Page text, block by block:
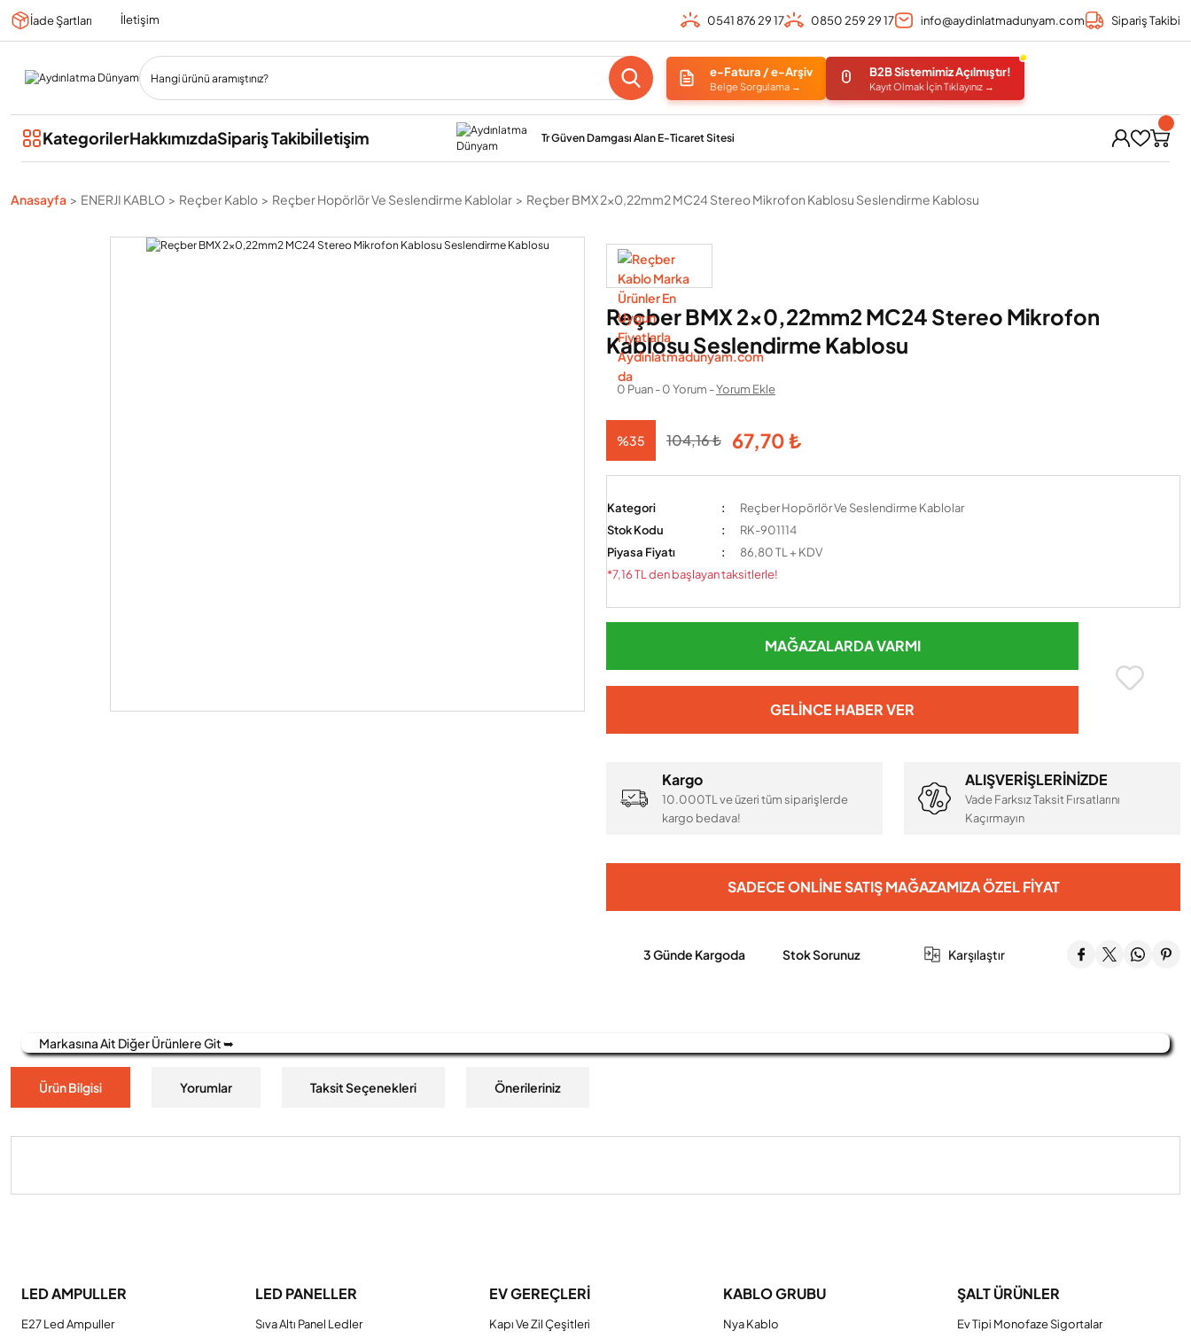
İade Şartları İletişim 0541 876 29 17 0850 259 29 17 info@aydinlatmadunyam.com Sipariş Takibi
e-Fatura / e-Arşiv
Belge Sorgulama →
B2B Sistemimiz Açılmıştır!
Kayıt Olmak İçin Tıklayınız →
KategorilerHakkımızdaSipariş Takibiİletişim Tr Güven Damgası Alan E-Ticaret Sitesi
Anasayfa ENERJI KABLO Reçber Kablo Reçber Hopörlör Ve Seslendirme Kablolar Reçber BMX 2x0,22mm2 MC24 Stereo Mikrofon Kablosu Seslendirme Kablosu
Reçber BMX 2x0,22mm2 MC24 Stereo Mikrofon
Kablosu Seslendirme Kablosu
0 Puan - 0 Yorum -Yorum Ekle
%35 104,16 ₺ 67,70 ₺
Kategori
Reçber Hopörlör Ve Seslendirme Kablolar
Stok Kodu
RK-901114
Piyasa Fiyatı
86,80 TL + KDV
*7,16 TL den başlayan taksitlerle!
MAĞAZALARDA VARMI
GELINCE HABER VER
Kargo
10.000TL ve üzeri tüm siparişlerde
kargo bedava!
ALIŞVERİŞLERİNİZDE
Vade Farksız Taksit Fırsatlarını
Kaçırmayın
SADECE ONLINE SATIŞ MAĞAZAMIZA ÖZEL FIYAT
3 Günde Kargoda Stok Sorunuz Karşılaştır
Markasına Ait Diğer Ürünlere Git ➥
Ürün Bilgisi Yorumlar Taksit Seçenekleri Önerileriniz
Bu ürüne ilk yorumu siz yapın!
Ürün resmi kalitesiz, bozuk veya görüntülenemiyor.
LED AMPULLER
E27 Led Ampuller
LED PANELLER
Sıva Altı Panel Ledler
EV GEREÇLERİ
Kapı Ve Zil Çeşitleri
KABLO GRUBU
Nya Kablo
ŞALT ÜRÜNLER
Ev Tipi Monofaze Sigortalar